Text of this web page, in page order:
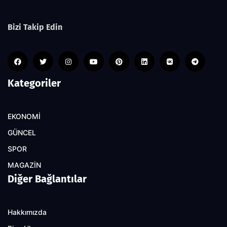
Bizi Takip Edin
Kategoriler
EKONOMİ
GÜNCEL
SPOR
MAGAZİN
Diğer Bağlantılar
Hakkımızda